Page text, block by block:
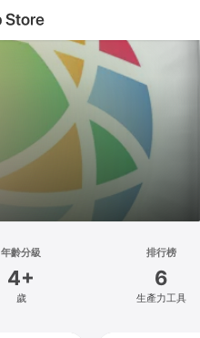
年齡分級
4+
歲
排行榜
6
生產力工具